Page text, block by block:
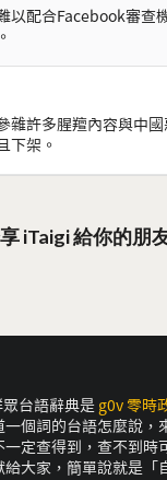
以配合Facebook審查
雜許多腥羶內容與中
下架。
iTaigi 給你的朋
台語辭典是 g0v 零時
個詞的台語怎麼說，
定查得到，查不到時
大家，簡單說就是「